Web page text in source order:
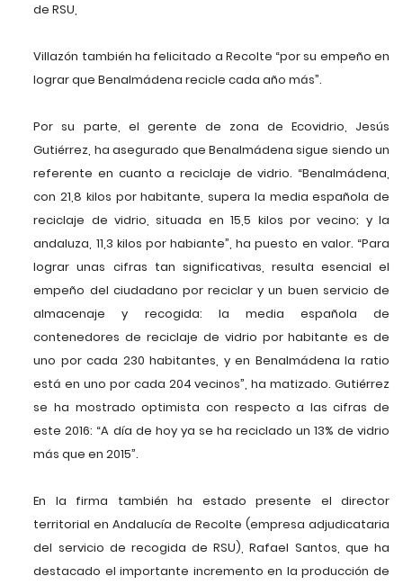
de RSU,
Villazón también ha felicitado a Recolte “por su empeño en
lograr que Benalmádena recicle cada año más”.
Por su parte, el gerente de zona de Ecovidrio, Jesús
Gutiérrez, ha asegurado que Benalmádena sigue siendo un
referente en cuanto a reciclaje de vidrio. “Benalmádena,
con 21,8 kilos por habitante, supera la media española de
reciclaje de vidrio, situada en 15,5 kilos por vecino; y la
andaluza, 11,3 kilos por habiante”, ha puesto en valor. “Para
lograr unas cifras tan significativas, resulta esencial el
empeño del ciudadano por reciclar y un buen servicio de
almacenaje y recogida: la media española de
contenedores de reciclaje de vidrio por habitante es de
uno por cada 230 habitantes, y en Benalmádena la ratio
está en uno por cada 204 vecinos”, ha matizado. Gutiérrez
se ha mostrado optimista con respecto a las cifras de
este 2016: “A día de hoy ya se ha reciclado un 13% de vidrio
más que en 2015”.
En la firma también ha estado presente el director
territorial en Andalucía de Recolte (empresa adjudicataria
del servicio de recogida de RSU), Rafael Santos, que ha
destacado el importante incremento en la producción de